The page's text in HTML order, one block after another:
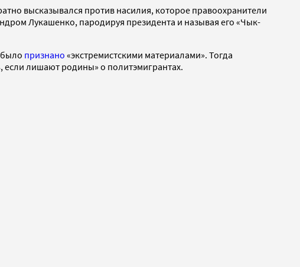
высказывался против насилия, которое правоохранители
Лукашенко, пародируя президента и называя его «Чык-
признано «экстремистскими материалами». Тогда
если лишают родины» о политэмигрантах.